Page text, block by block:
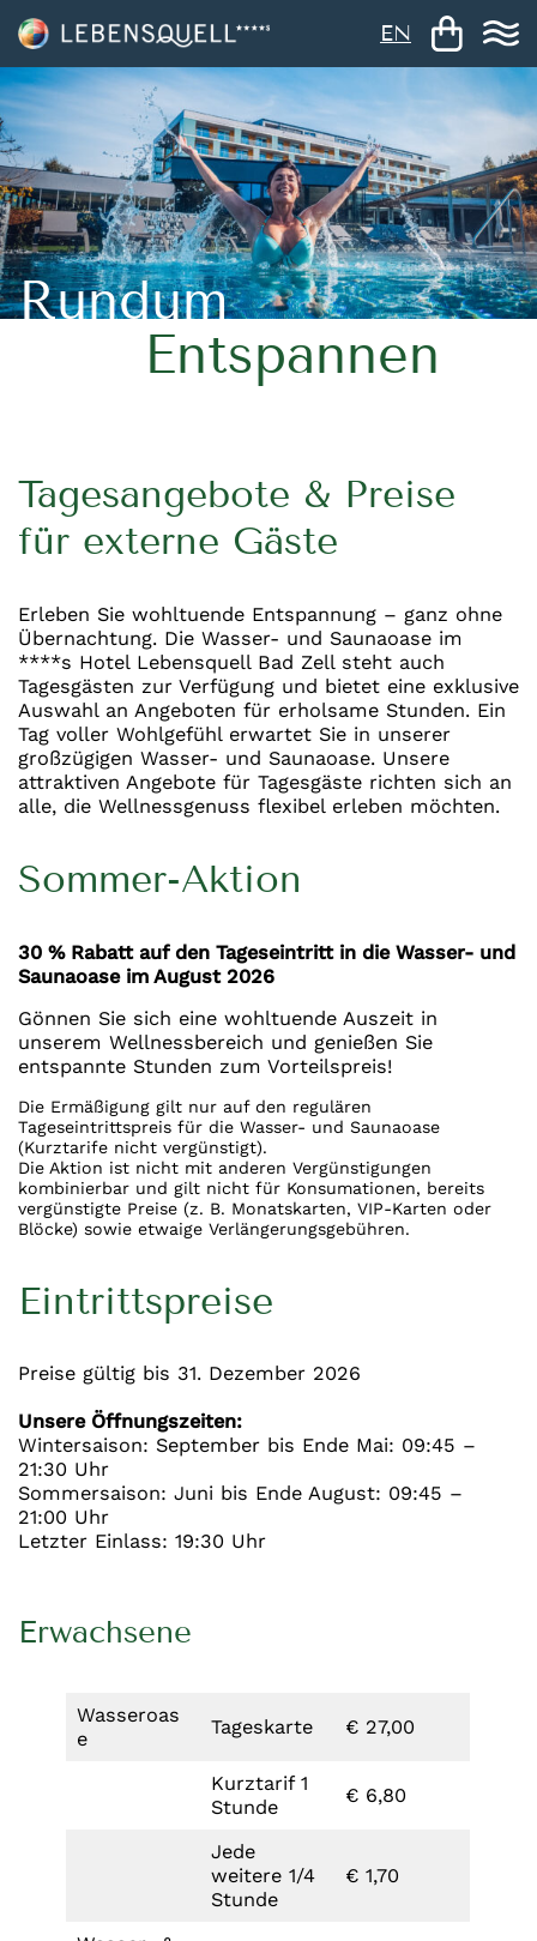
EN
Rundum
Entspannen
Tagesangebote & Preise
für externe Gäste
Erleben Sie wohltuende Entspannung – ganz ohne
Übernachtung. Die Wasser- und Saunaoase im
****s Hotel Lebensquell Bad Zell steht auch
Tagesgästen zur Verfügung und bietet eine exklusive
Auswahl an Angeboten für erholsame Stunden. Ein
Tag voller Wohlgefühl erwartet Sie in unserer
großzügigen Wasser- und Saunaoase. Unsere
attraktiven Angebote für Tagesgäste richten sich an
alle, die Wellnessgenuss flexibel erleben möchten.
Sommer-Aktion
30 % Rabatt auf den Tageseintritt in die Wasser- und
Saunaoase im August 2026
Gönnen Sie sich eine wohltuende Auszeit in
unserem Wellnessbereich und genießen Sie
entspannte Stunden zum Vorteilspreis!
Die Ermäßigung gilt nur auf den regulären
Tageseintrittspreis für die Wasser- und Saunaoase
(Kurztarife nicht vergünstigt).
Die Aktion ist nicht mit anderen Vergünstigungen
kombinierbar und gilt nicht für Konsumationen, bereits
vergünstigte Preise (z. B. Monatskarten, VIP-Karten oder
Blöcke) sowie etwaige Verlängerungsgebühren.
Eintrittspreise
Preise gültig bis 31. Dezember 2026
Unsere Öffnungszeiten:
Wintersaison: September bis Ende Mai: 09:45 –
21:30 Uhr
Sommersaison: Juni bis Ende August: 09:45 –
21:00 Uhr
Letzter Einlass: 19:30 Uhr
Erwachsene
Wasseroas
e
Tageskarte € 27,00
Kurztarif 1
Stunde
€ 6,80
Jede
weitere 1/4
Stunde
€ 1,70